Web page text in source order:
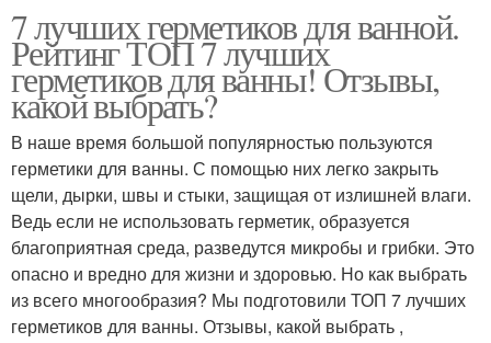
7 лучших герметиков для ванной.
Рейтинг ТОП 7 лучших
герметиков для ванны! Отзывы,
какой выбрать?
В наше время большой популярностью пользуются
герметики для ванны. С помощью них легко закрыть
щели, дырки, швы и стыки, защищая от излишней влаги.
Ведь если не использовать герметик, образуется
благоприятная среда, разведутся микробы и грибки. Это
опасно и вредно для жизни и здоровью. Но как выбрать
из всего многообразия? Мы подготовили ТОП 7 лучших
герметиков для ванны. Отзывы, какой выбрать ,